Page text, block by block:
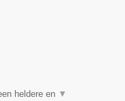
heldere en ▼